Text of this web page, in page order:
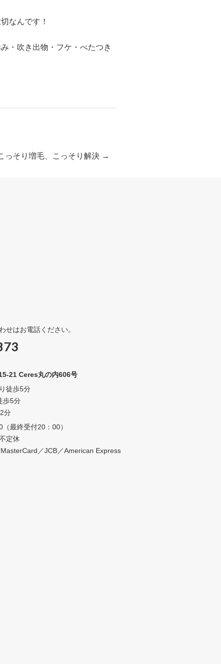
なんです！
・吹き出物・フケ・べたつき
っそり増毛、こっそり解決
せはお電話ください。
21 Ceres丸の内606号
徒歩5分
歩5分
分
最終受付20：00）
定休
／JCB／American Express